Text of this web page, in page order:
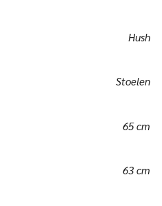
Hush
Stoelen
65 cm
63 cm